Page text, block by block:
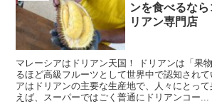
ンを食べるな
リアン専門店
マレーシアはドリアン天国！ ドリアンは「果
るほど高級フルーツとして世界中で認知され
アはドリアンの主要な生産地で、人々にとっ
えば、スーパーではごく普通にドリアンコー...